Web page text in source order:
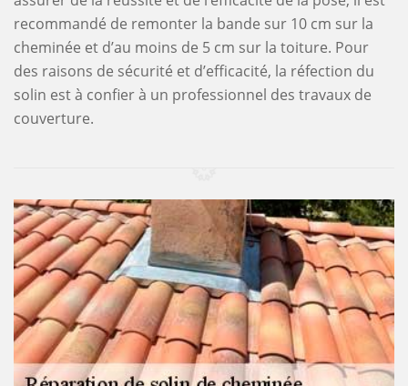
recommandé de remonter la bande sur 10 cm sur la
cheminée et d’au moins de 5 cm sur la toiture. Pour
des raisons de sécurité et d’efficacité, la réfection du
solin est à confier à un professionnel des travaux de
couverture.